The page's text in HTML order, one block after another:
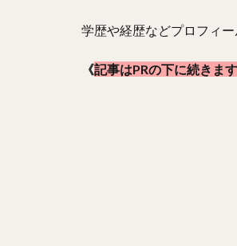
学歴や経歴などプロフィ
《記事はPRの下に続きま